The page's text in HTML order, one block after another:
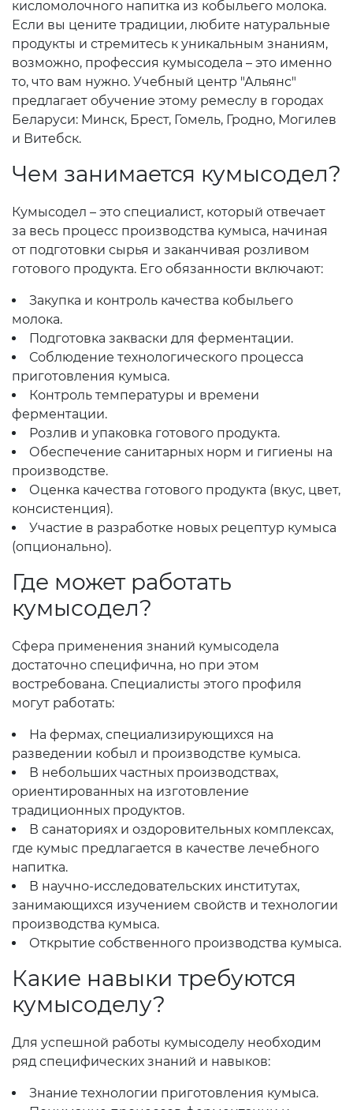
кисломолочного напитка из кобыльего молока.
Если вы цените традиции, любите натуральные
продукты и стремитесь к уникальным знаниям,
возможно, профессия кумысодела – это именно
то, что вам нужно. Учебный центр "Альянс"
предлагает обучение этому ремеслу в городах
Беларуси: Минск, Брест, Гомель, Гродно, Могилев
и Витебск.
Чем занимается кумысодел?
Кумысодел – это специалист, который отвечает
за весь процесс производства кумыса, начиная
от подготовки сырья и заканчивая розливом
готового продукта. Его обязанности включают:
Закупка и контроль качества кобыльего
молока.
Подготовка закваски для ферментации.
Соблюдение технологического процесса
приготовления кумыса.
Контроль температуры и времени
ферментации.
Розлив и упаковка готового продукта.
Обеспечение санитарных норм и гигиены на
производстве.
Оценка качества готового продукта (вкус, цвет,
консистенция).
Участие в разработке новых рецептур кумыса
(опционально).
Где может работать
кумысодел?
Сфера применения знаний кумысодела
достаточно специфична, но при этом
востребована. Специалисты этого профиля
могут работать:
На фермах, специализирующихся на
разведении кобыл и производстве кумыса.
В небольших частных производствах,
ориентированных на изготовление
традиционных продуктов.
В санаториях и оздоровительных комплексах,
где кумыс предлагается в качестве лечебного
напитка.
В научно-исследовательских институтах,
занимающихся изучением свойств и технологии
производства кумыса.
Открытие собственного производства кумыса.
Какие навыки требуются
кумысоделу?
Для успешной работы кумысоделу необходим
ряд специфических знаний и навыков:
Знание технологии приготовления кумыса.